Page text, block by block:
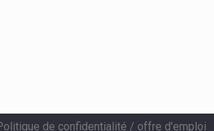
de confidentialité / offre d'emploi